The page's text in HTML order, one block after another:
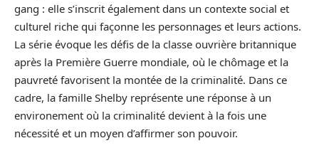
gang : elle s’inscrit également dans un contexte social et
culturel riche qui façonne les personnages et leurs actions.
La série évoque les défis de la classe ouvrière britannique
après la Première Guerre mondiale, où le chômage et la
pauvreté favorisent la montée de la criminalité. Dans ce
cadre, la famille Shelby représente une réponse à un
environement où la criminalité devient à la fois une
nécessité et un moyen d’affirmer son pouvoir.